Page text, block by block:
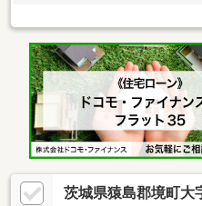
茨城県猿島郡境町大